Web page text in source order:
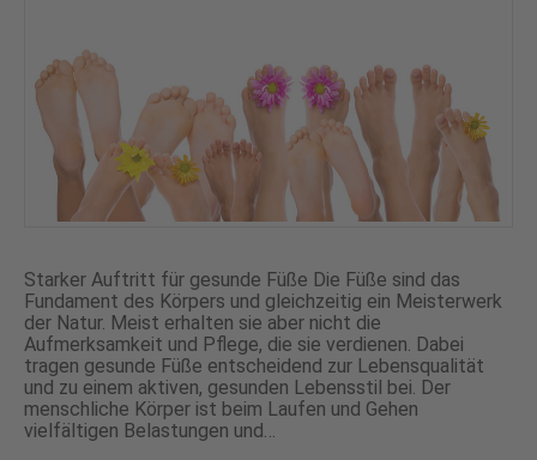
Starker Auftritt für gesunde Füße Die Füße sind das
Fundament des Körpers und gleichzeitig ein Meisterwerk
der Natur. Meist erhalten sie aber nicht die
Aufmerksamkeit und Pflege, die sie verdienen. Dabei
tragen gesunde Füße entscheidend zur Lebensqualität
und zu einem aktiven, gesunden Lebensstil bei. Der
menschliche Körper ist beim Laufen und Gehen
vielfältigen Belastungen und…